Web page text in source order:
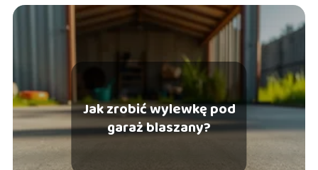
Jak zrobić wylewkę pod
garaż blaszany?